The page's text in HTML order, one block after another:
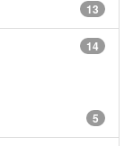
13
14
5